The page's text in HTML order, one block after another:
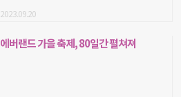
2023.09.20
에버랜드 가을 축제, 80일간 펼쳐져